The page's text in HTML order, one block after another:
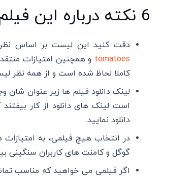
6 نکته درباره این فیلم های هندی سال 2020
دقت کنید این لیست بر اساس
tomatoes و همچنین امتیازات
کاملا لحاظ شده است و از همه نظر
لینک دانلود فیلم ها زیر عنوان شان
است لینک های دانلود از کار
دانلود نمایید.
در انتخاب هیچ فیلمی، به امتیازات
گوگل و کامنت های کاربران سنگینی
اگر فیلمی می خواهید که مناسب